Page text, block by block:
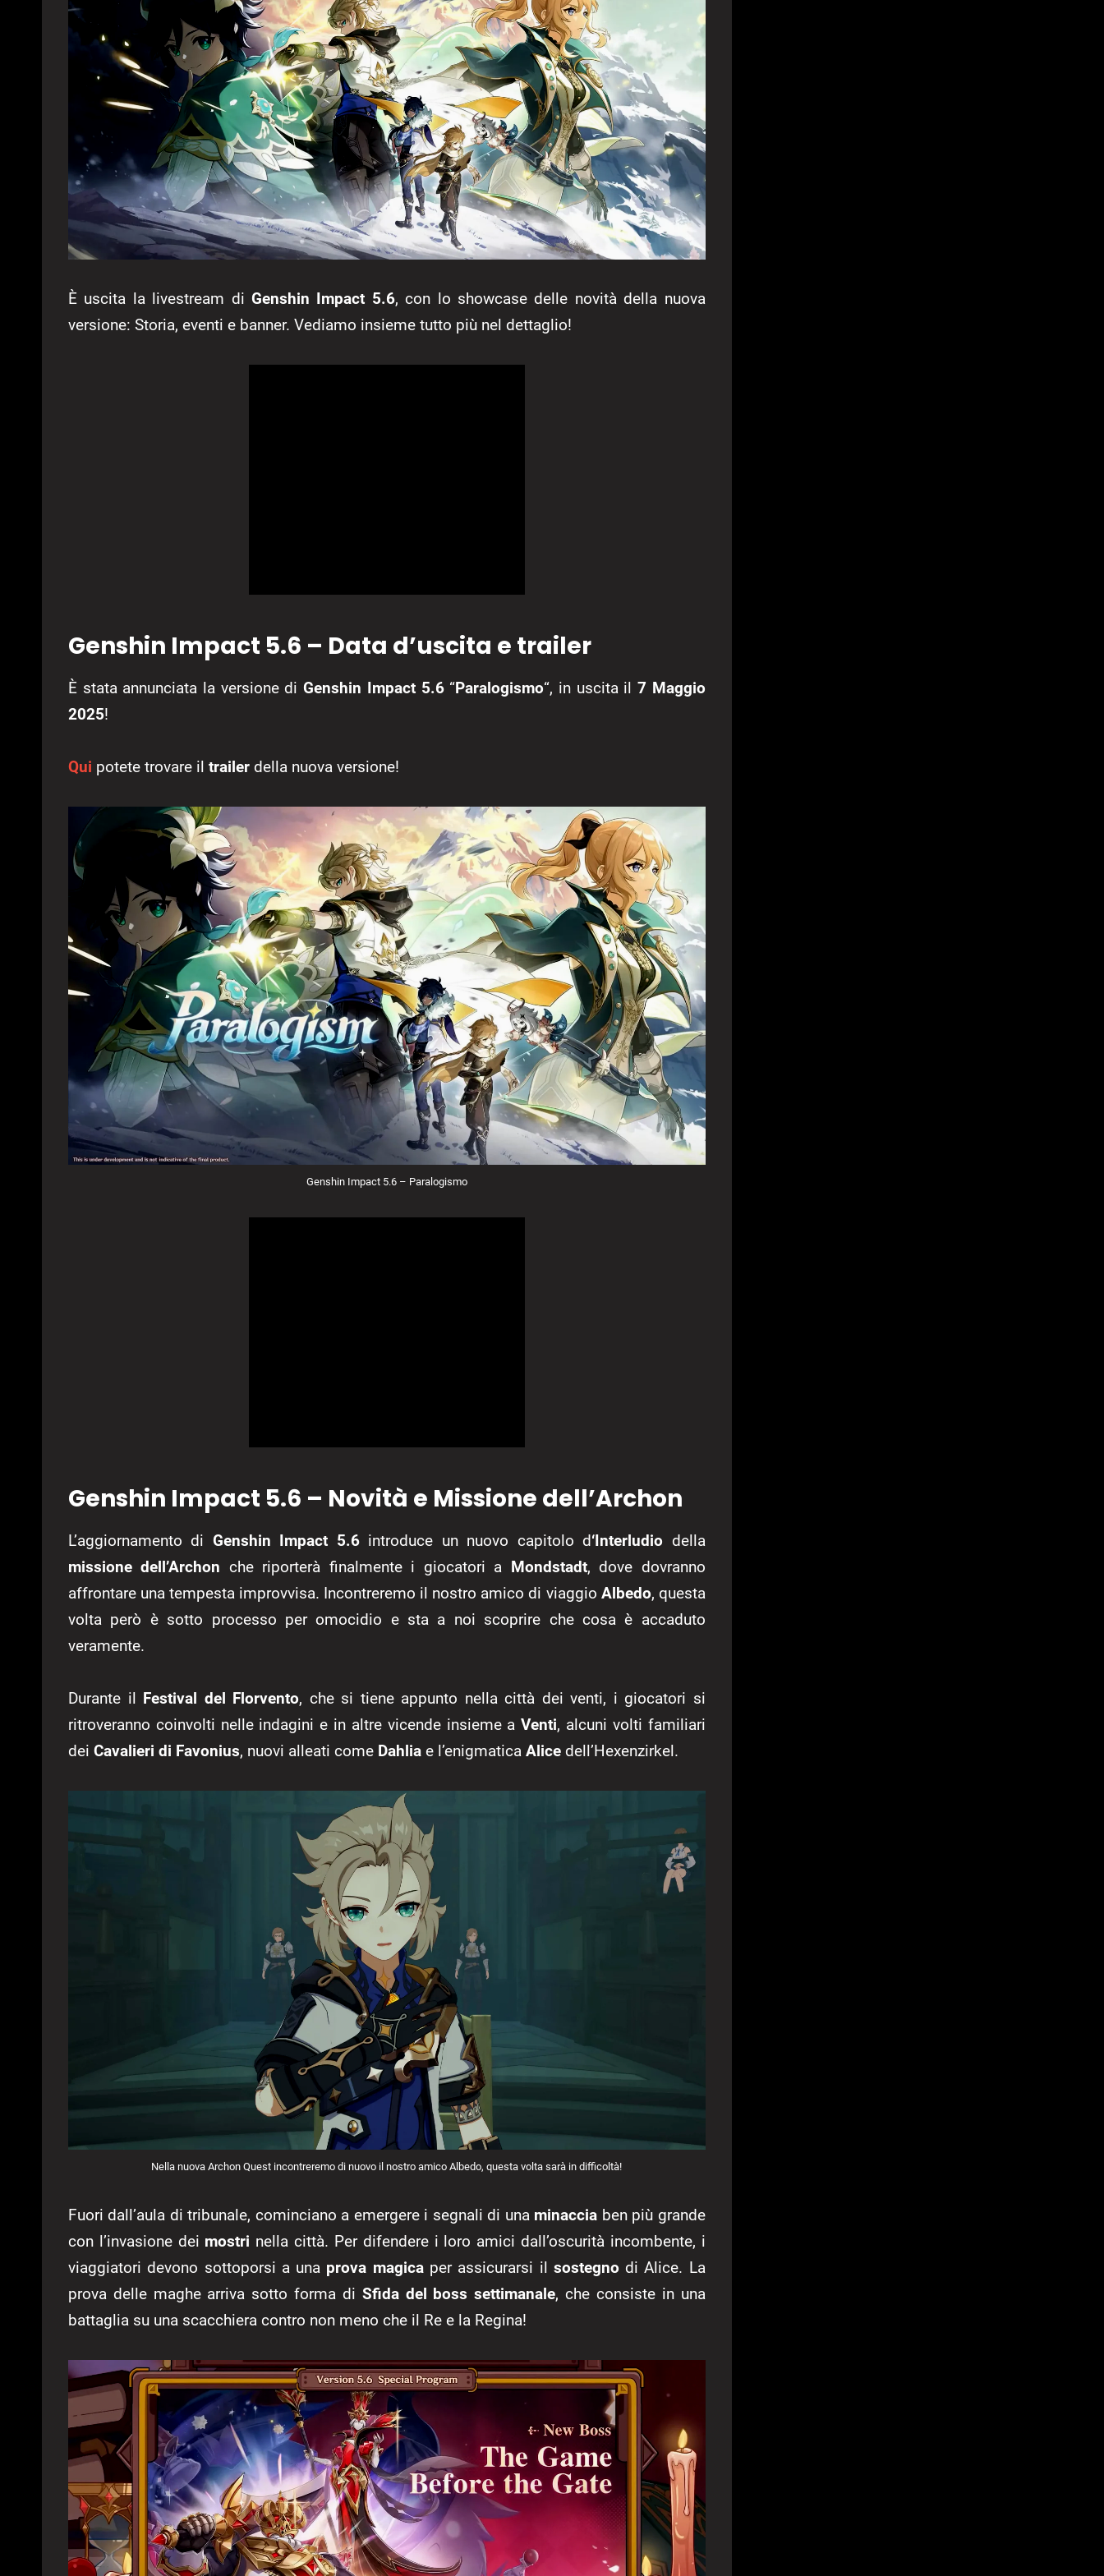
È uscita la livestream di Genshin Impact 5.6, con lo showcase delle novità della nuova
versione: Storia, eventi e banner. Vediamo insieme tutto più nel dettaglio!
Genshin Impact 5.6 – Data d’uscita e trailer
È stata annunciata la versione diGenshin Impact 5.6“Paralogismo“, in uscita il 7 Maggio
2025!
Qui potete trovare il trailer della nuova versione!
Genshin Impact 5.6 – Paralogismo
Genshin Impact 5.6 – Novità e Missione dell’Archon
L’aggiornamento di Genshin Impact 5.6introduce un nuovo capitolo d‘Interludio della
missione dell’Archon che riporterà finalmente i giocatori a Mondstadt, dove dovranno
affrontare una tempesta improvvisa. Incontreremo il nostro amico di viaggio Albedo, questa
volta però è sotto processo per omocidio e sta a noi scoprire che cosa è accaduto
veramente.
Durante il Festival del Florvento, che si tiene appunto nella città dei venti, i giocatori si
ritroveranno coinvolti nelle indagini e in altre vicende insieme aVenti, alcuni volti familiari
dei Cavalieri di Favonius, nuovi alleati come Dahlia e l’enigmatica Alice dell’Hexenzirkel.
Nella nuova Archon Quest incontreremo di nuovo il nostro amico Albedo, questa volta sarà in difficoltà!
Fuori dall’aula di tribunale, cominciano a emergere i segnali di una minaccia ben più grande
con l’invasione dei mostri nella città. Per difendere i loro amici dall’oscurità incombente, i
viaggiatori devono sottoporsi a una prova magicaper assicurarsi il sostegno di Alice. La
prova delle maghe arriva sotto forma di Sfida del boss settimanale, che consiste in una
battaglia su una scacchiera contro non meno che il Re e la Regina!